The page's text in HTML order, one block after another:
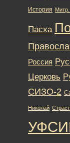
История
Пасха
Россия
Церковь
СИЗО-2
Николай